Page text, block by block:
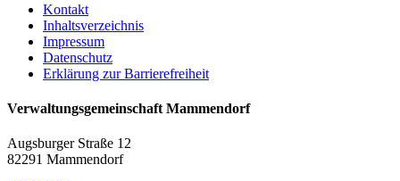
Kontakt
Inhaltsverzeichnis
Impressum
Datenschutz
Erklärung zur Barrierefreiheit
Verwaltungsgemeinschaft Mammendorf
Augsburger Straße 12
82291 Mammendorf